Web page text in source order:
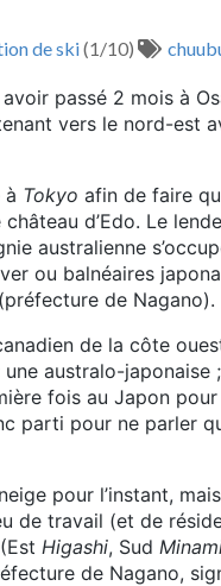
de ski(1/10)
passé 2 mois à
vers le nord-est
à Tokyo afin de faire
d’Edo. Le
australienne
ou balnéaires
(préfecture de Nagano).
de la côte
australo-japonaise
fois au Japon
parti pour ne parler
pour l’instant,
de travail (et de
Higashi, Sud
de Nagano,